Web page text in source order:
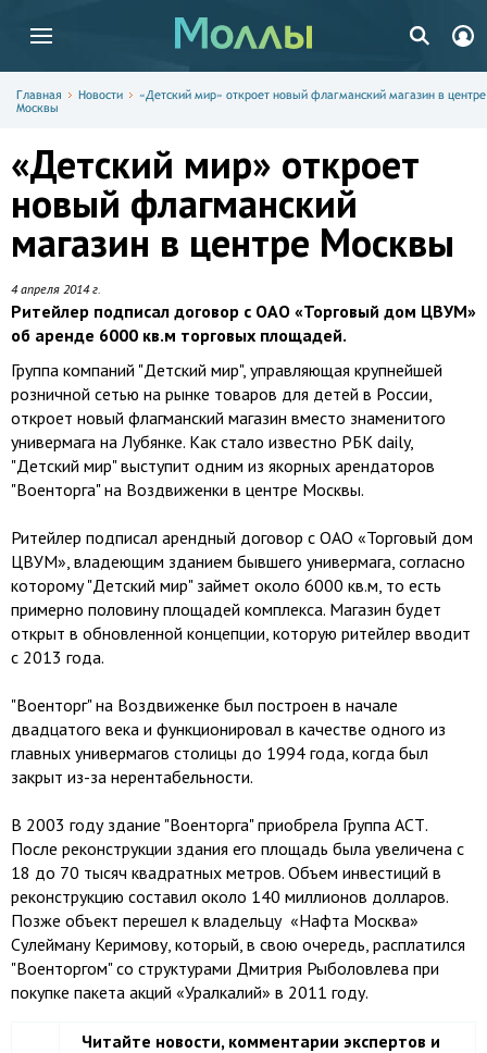
Главная Новости
«Детский мир» откроет новый флагманский магазин в центре
Москвы
«Детский мир» откроет
новый флагманский
магазин в центре Москвы
4 апреля 2014 г.
Ритейлер подписал договор с ОАО «Торговый дом ЦВУМ»
об аренде 6000 кв.м торговых площадей.
Группа компаний "Детский мир", управляющая крупнейшей
розничной сетью на рынке товаров для детей в России,
откроет новый флагманский магазин вместо знаменитого
универмага на Лубянке. Как стало известно РБК daily,
"Детский мир" выступит одним из якорных арендаторов
"Военторга" на Воздвиженки в центре Москвы.
Ритейлер подписал арендный договор с ОАО «Торговый дом
ЦВУМ», владеющим зданием бывшего универмага, согласно
которому "Детский мир" займет около 6000 кв.м, то есть
примерно половину площадей комплекса. Магазин будет
открыт в обновленной концепции, которую ритейлер вводит
с 2013 года.
"Военторг" на Воздвиженке был построен в начале
двадцатого века и функционировал в качестве одного из
главных универмагов столицы до 1994 года, когда был
закрыт из-за нерентабельности.
В 2003 году здание "Военторга" приобрела Группа АСТ.
После реконструкции здания его площадь была увеличена с
18 до 70 тысяч квадратных метров. Объем инвестиций в
реконструкцию составил около 140 миллионов долларов.
Позже объект перешел к владельцу «Нафта Москва»
Сулейману Керимову, который, в свою очередь, расплатился
"Военторгом" со структурами Дмитрия Рыболовлева при
покупке пакета акций «Уралкалий» в 2011 году.
Читайте новости, комментарии экспертов и